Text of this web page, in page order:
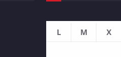
L M X